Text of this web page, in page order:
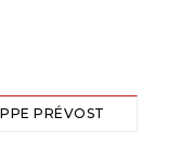
PRÉVOST